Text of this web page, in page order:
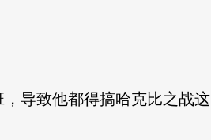
导致他都得搞哈克比之战这